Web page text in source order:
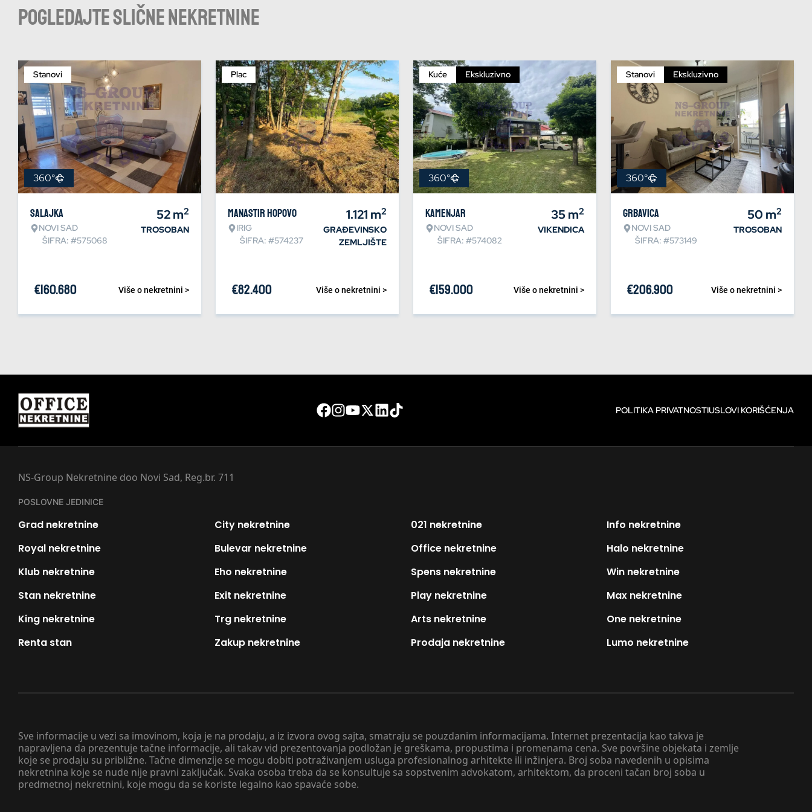
Pogledajte slične nekretnine
Stanovi
360°
Salajka
NOVI SAD
ŠIFRA: #575068
52m2
TROSOBAN
Više o nekretnini >
€160.680
Plac
Manastir Hopovo
IRIG
ŠIFRA: #574237
1.121 m2
GRAĐEVINSKO
ZEMLJIŠTE
Više o nekretnini >
€82.400
Kuće Ekskluzivno
360°
Kamenjar
NOVI SAD
ŠIFRA: #574082
35m2
VIKENDICA
Više o nekretnini >
€159.000
Stanovi Ekskluzivno
360°
Grbavica
NOVI SAD
ŠIFRA: #573149
50 m2
TROSOBAN
Više o nekretnini >
€206.900
POLITIKA PRIVATNOSTIUSLOVI KORIŠĆENJA
Sve informacije u vezi sa imovinom, koja je na prodaju, a iz izvora ovog sajta, smatraju se pouzdanim informacijama. Internet prezentacija kao takva je
napravljena da prezentuje tačne informacije, ali takav vid prezentovanja podložan je greškama, propustima i promenama cena. Sve površine objekata i zemlje
koje se prodaju su približne. Tačne dimenzije se mogu dobiti potraživanjem usluga profesionalnog arhitekte ili inžinjera. Broj soba navedenih u opisima
nekretnina koje se nude nije pravni zaključak. Svaka osoba treba da se konsultuje sa sopstvenim advokatom, arhitektom, da proceni tačan broj soba u
predmetnoj nekretnini, koje mogu da se koriste legalno kao spavaće sobe.
NS-Group Nekretnine doo Novi Sad, Reg.br. 711
POSLOVNE JEDINICE
Grad nekretnine City nekretnine 021 nekretnine
Info nekretnine
Royal nekretnine
Bulevar nekretnine Office nekretnine
Halo nekretnine
Klub nekretnine
Eho nekretnine Spens nekretnine
Win nekretnine
Stan nekretnine
Exit nekretnine Play nekretnine
Max nekretnine
King nekretnine
Trg nekretnine Arts nekretnine
One nekretnine
Renta stan
Zakup nekretnine Prodaja nekretnine Lumo nekretnine